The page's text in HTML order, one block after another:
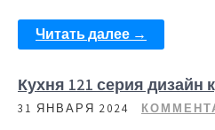
Читать далее →
Кухня 121 серия дизайн
31 ЯНВАРЯ 2024